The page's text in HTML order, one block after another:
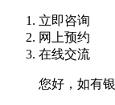
立即咨询
网上预约
在线交流
您好，如有